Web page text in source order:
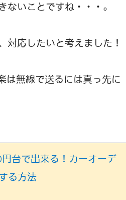
いことですね・・・。
対応したいと考えました！
は無線で送るには真っ先に
台で出来る！カーオーデ
る方法